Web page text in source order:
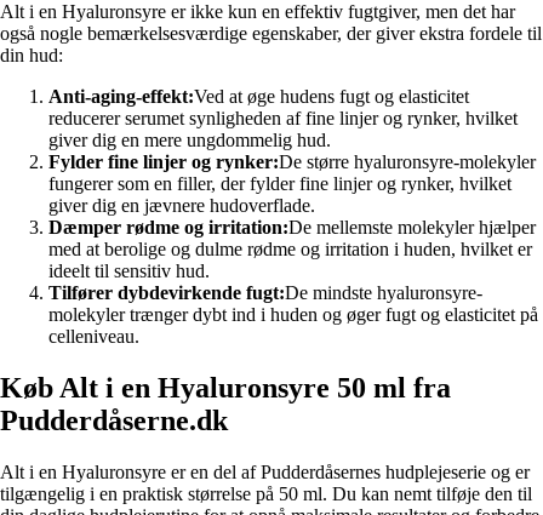
Alt i en Hyaluronsyre er ikke kun en effektiv fugtgiver, men det har
også nogle bemærkelsesværdige egenskaber, der giver ekstra fordele til
din hud:
Anti-aging-effekt:Ved at øge hudens fugt og elasticitet
reducerer serumet synligheden af fine linjer og rynker, hvilket
giver dig en mere ungdommelig hud.
Fylder fine linjer og rynker:De større hyaluronsyre-molekyler
fungerer som en filler, der fylder fine linjer og rynker, hvilket
giver dig en jævnere hudoverflade.
Dæmper rødme og irritation:De mellemste molekyler hjælper
med at berolige og dulme rødme og irritation i huden, hvilket er
ideelt til sensitiv hud.
Tilfører dybdevirkende fugt:De mindste hyaluronsyre-
molekyler trænger dybt ind i huden og øger fugt og elasticitet på
celleniveau.
Køb Alt i en Hyaluronsyre 50 ml fra
Pudderdåserne.dk
Alt i en Hyaluronsyre er en del af Pudderdåsernes hudplejeserie og er
tilgængelig i en praktisk størrelse på 50 ml. Du kan nemt tilføje den til